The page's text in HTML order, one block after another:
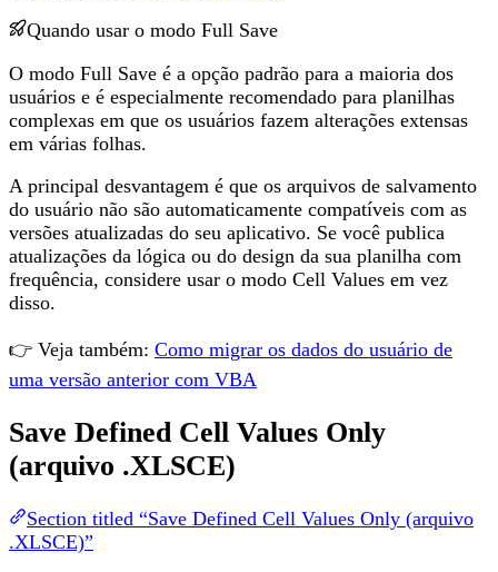
Quando usar o modo Full Save
O modo Full Save é a opção padrão para a maioria dos
usuários e é especialmente recomendado para planilhas
complexas em que os usuários fazem alterações extensas
em várias folhas.
A principal desvantagem é que os arquivos de salvamento
do usuário não são automaticamente compatíveis com as
versões atualizadas do seu aplicativo. Se você publica
atualizações da lógica ou do design da sua planilha com
frequência, considere usar o modo Cell Values em vez
disso.
👉 Veja também: Como migrar os dados do usuário de
uma versão anterior com VBA
Save Defined Cell Values Only
(arquivo .XLSCE)
Section titled “Save Defined Cell Values Only (arquivo
.XLSCE)”